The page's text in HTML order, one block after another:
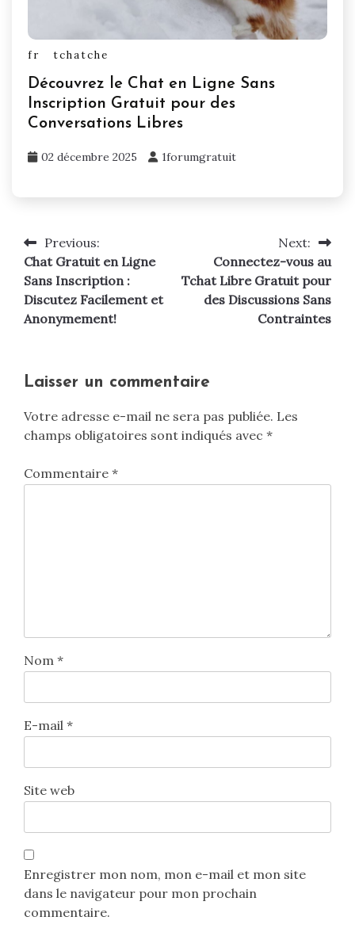
fr tchatche
Découvrez le Chat en Ligne Sans
Inscription Gratuit pour des
Conversations Libres
02 décembre 2025 1forumgratuit
Navigation
de
l’article
Previous:
Chat Gratuit en Ligne
Sans Inscription :
Discutez Facilement et
Anonymement!
Next:
Connectez-vous au
Tchat Libre Gratuit pour
des Discussions Sans
Contraintes
Laisser un commentaire
Votre adresse e-mail ne sera pas publiée. Les
champs obligatoires sont indiqués avec *
Commentaire *
Nom *
E-mail *
Site web
Enregistrer mon nom, mon e-mail et mon site
dans le navigateur pour mon prochain
commentaire.